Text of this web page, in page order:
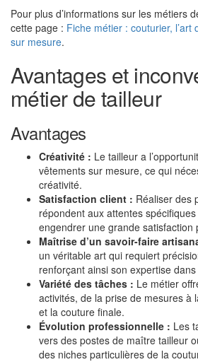
Pour plus d’informations sur les métiers
cette page : Fiche métier : couturier,
sur mesure.
Avantages et
métier de tailleur
Avantages
Créativité : Le tailleur a
vêtements sur mesure, ce qui
créativité.
Satisfaction client : Réaliser des
répondent aux attentes
engendrer une grande satisfaction
Maîtrise d’un savoir-faire
un véritable art qui requiert
renforçant ainsi son expertise
Variété des tâches : Le métier
activités, de la prise de mesures à
et la couture finale.
Évolution professionnelle : Les
vers des postes de maître tailleur
des niches particulières de la